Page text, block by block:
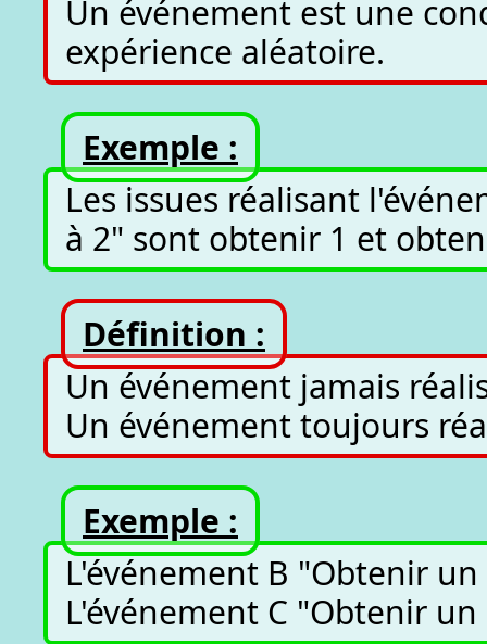
Un événement est une
expérience aléatoire.
Exemple :
Les issues réalisant
à 2" sont obtenir 1 et
Définition :
Un événement jamais
Un événement toujours
Exemple :
L'événement B "Obtenir
L'événement C "Obtenir